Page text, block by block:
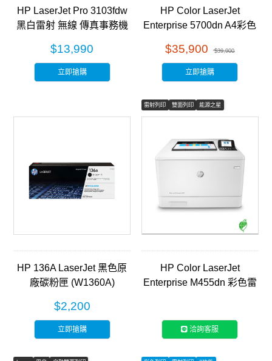
HP LaserJet Pro 3103fdw
黑白雷射 無線 傳真事務機
$13,990
立即搶購
HP Color LaserJet
Enterprise 5700dn A4彩色
$35,900 $39,900
立即搶購
HP 136A LaserJet 黑色原
廠碳粉匣 (W1360A)
$2,200
立即搶購
雷射列印 雙面列印 能源之星
HP Color LaserJet
Enterprise M455dn 彩色雷
洽詢客服